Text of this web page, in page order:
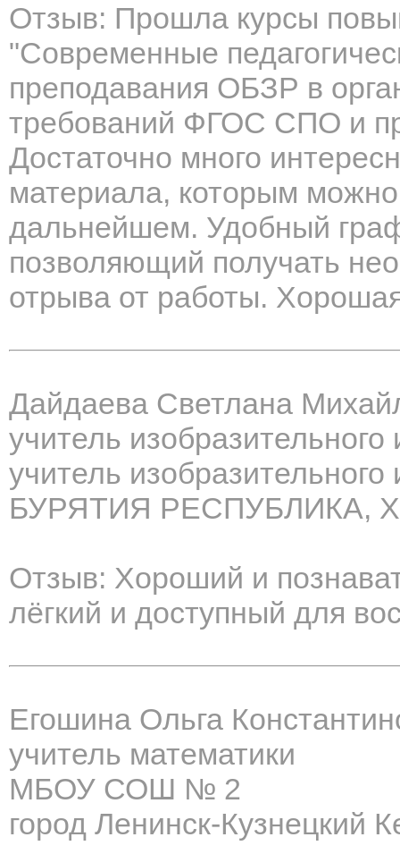
Отзыв: Прошла курсы
"Современные
преподавания ОБЗР в
требований ФГОС СПО и
Достаточно много
материала, которым можно
дальнейшем. Удобный
позволяющий получать
отрыва от работы.
Дайдаева Светлана
учитель изобразительного
учитель изобразительного
БУРЯТИЯ РЕСПУБЛИКА,
Отзыв: Хороший и
лёгкий и доступный для
Егошина Ольга
учитель математики
МБОУ СОШ № 2
город Ленинск-Кузнецкий